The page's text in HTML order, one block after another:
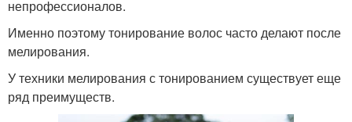
непрофессионалов.
Именно поэтому тонирование волос часто делают после
мелирования.
У техники мелирования с тонированием существует еще
ряд преимуществ.